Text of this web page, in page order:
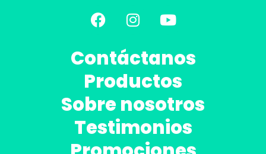
Contáctanos
Productos
Sobre nosotros
Testimonios